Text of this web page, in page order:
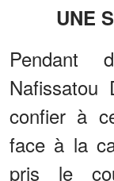
UNE
Pendant
Nafissatou
confier à
face à la
pris le